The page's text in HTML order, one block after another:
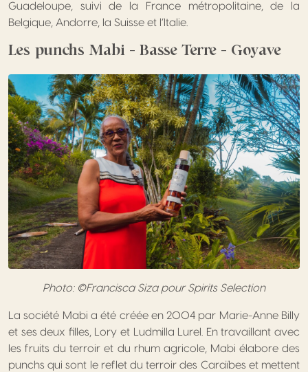
Guadeloupe, suivi de la France métropolitaine, de la
Belgique, Andorre, la Suisse et l’Italie.
Les punchs Mabi – Basse Terre – Goyave
Photo: ©Francisca Siza pour Spirits Selection
La société Mabi a été créée en 2004 par Marie-Anne Billy
et ses deux filles, Lory et Ludmilla Lurel. En travaillant avec
les fruits du terroir et du rhum agricole, Mabi élabore des
punchs qui sont le reflet du terroir des Caraïbes et mettent